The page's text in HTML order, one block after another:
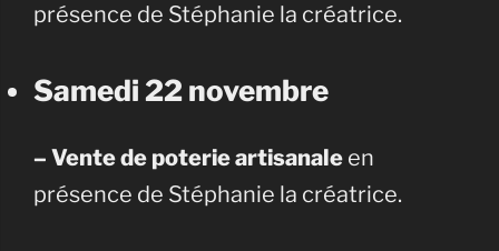
présence de Stéphanie la créatrice.
Samedi 22 novembre
– Vente de poterie artisanale en
présence de Stéphanie la créatrice.